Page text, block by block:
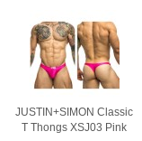
JUSTIN+SIMON Classic
T Thongs XSJ03 Pink